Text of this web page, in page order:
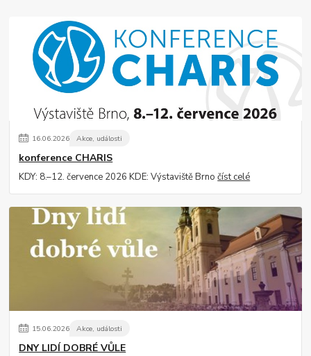
16.06.2026 Akce, události
konference CHARIS
KDY: 8.–12. července 2026 KDE: Výstaviště Brnočíst celé
15.06.2026 Akce, události
DNY LIDÍ DOBRÉ VŮLE